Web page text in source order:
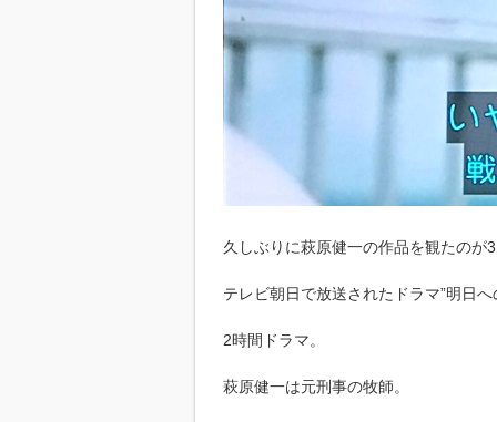
久しぶりに萩原健一の作品を観たのが
テレビ朝日で放送されたドラマ”明日へ
2時間ドラマ。
萩原健一は元刑事の牧師。